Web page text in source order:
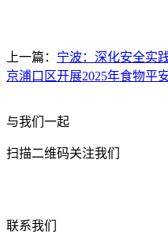
上一篇： 宁波：深化安全实
京浦口区开展2025年食物平
与我们一起
扫描二维码关注我们
联系我们